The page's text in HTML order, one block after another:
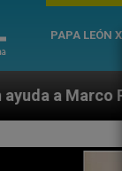
PAPA LEÓN